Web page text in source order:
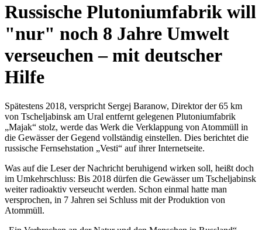
Russische Plutoniumfabrik will
"nur" noch 8 Jahre Umwelt
verseuchen – mit deutscher
Hilfe
Spätestens 2018, verspricht Sergej Baranow, Direktor der 65 km
von Tscheljabinsk am Ural entfernt gelegenen Plutoniumfabrik
„Majak“ stolz, werde das Werk die Verklappung von Atommüll in
die Gewässer der Gegend vollständig einstellen. Dies berichtet die
russische Fernsehstation „Vesti“ auf ihrer Internetseite.
Was auf die Leser der Nachricht beruhigend wirken soll, heißt doch
im Umkehrschluss: Bis 2018 dürfen die Gewässer um Tscheljabinsk
weiter radioaktiv verseucht werden. Schon einmal hatte man
versprochen, in 7 Jahren sei Schluss mit der Produktion von
Atommüll.